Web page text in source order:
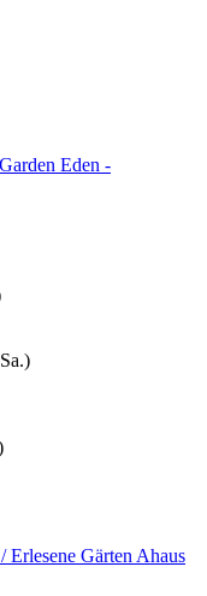
Eden -
Gärten Ahaus